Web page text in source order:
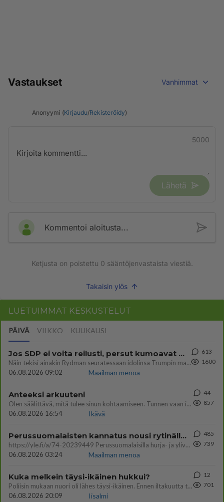
Vastaukset Vanhimmat
Anonyymi (Kirjaudu/Rekisteröidy)
5000
Lähetä
Kommentoi aloitusta...
Ketjusta on poistettu 0 sääntöjenvastaista viestiä.
Takaisin ylös
LUETUIMMAT KESKUSTELUT
PÄIVÄ VIIKKO KUUKAUSI
Jos SDP ei voita reilusti, persut kumoavat demokratian Suomesta
Näin tekisi ainakin Rydman seuratessaan idolinsa Trumpin mallia https://www.is.fi/politiikka/art-2000012187244.html
06.08.2026 09:02
Maailman menoa
613
1600
Anteeksi arkuuteni
Olen säälittävä, mitä tulee sinun kohtaamiseen. Tunnen vaan itseni todella epävarmaksi sun kanssa. Jos minun olisi pitän
06.08.2026 16:54
Ikävä
44
857
Perussuomalaisten kannatus nousi rytinällä Ylen tänään julkaisemassa tuoreimmassa gallup-kyselyssä.
https://yle.fi/a/74-20239449 Perussuomalaisilla hurja- ja ylivoimaisesti suurin nousu tässä uudessa Ylen gallupissa. Kyl
06.08.2026 03:24
Maailman menoa
485
739
Kuka melkein täysi-ikäinen hukkui?
Poliisin mukaan nuori oli lähes täysi-ikäinen. Ennen iltakuutta tulleen ilmoituksen mukaan ihminen oli joutunut mahdoll
06.08.2026 20:09
Iisalmi
12
701